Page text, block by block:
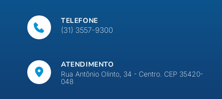
TELEFONE
(31) 3557-9300
ATENDIMENTO
Rua Antônio Olinto, 34 - Centro. CEP 35420-
048